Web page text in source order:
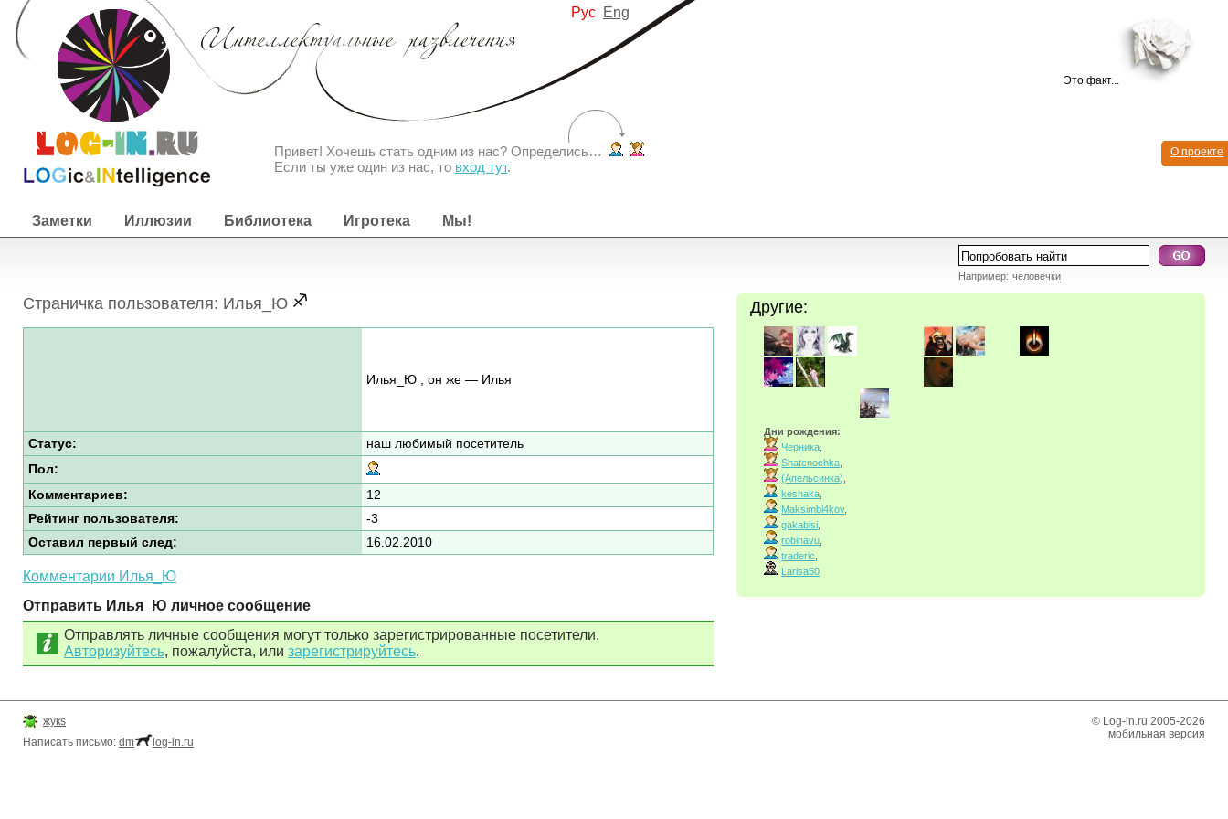
Рус Eng
О проекте
Привет! Хочешь стать одним из нас? Определись…
Если ты уже один из нас, то вход тут.
Это факт...
Например: человечки
Заметки Иллюзии Библиотека Игротека Мы!
Страничка пользователя: Илья_Ю
Илья_Ю , он же — Илья
Статус:
наш любимый посетитель
Пол:
Комментариев:
12
Рейтинг пользователя:
-3
Оставил первый след:
16.02.2010
Комментарии Илья_Ю
Отправить Илья_Ю личное сообщение
Отправлять личные сообщения могут только зарегистрированные посетители.
Авторизуйтесь, пожалуйста, или зарегистрируйтесь.
Другие:
Дни рождения:
Черника
Shatenochka
(Апельсинка)
keshaka
Maksimbi4kov,
gakabisi
robihavu
traderic
Larisa50
© Log-in.ru 2005-2026
мобильная версия
жукs
Написать письмо: dm log-in.ru